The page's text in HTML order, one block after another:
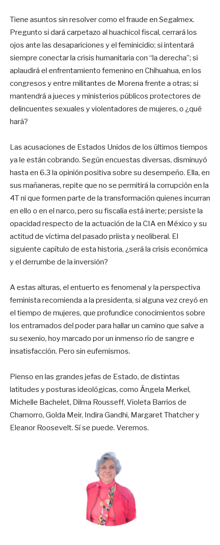
Tiene asuntos sin resolver como el fraude en Segalmex.
Pregunto si dará carpetazo al huachicol fiscal, cerrará los
ojos ante las desapariciones y el feminicidio; si intentará
siempre conectar la crisis humanitaria con “la derecha”; si
aplaudirá el enfrentamiento femenino en Chihuahua, en los
congresos y entre militantes de Morena frente a otras; si
mantendrá a jueces y ministerios públicos protectores de
delincuentes sexuales y violentadores de mujeres, o ¿qué
hará?
Las acusaciones de Estados Unidos de los últimos tiempos
ya le están cobrando. Según encuestas diversas, disminuyó
hasta en 6.3 la opinión positiva sobre su desempeño. Ella, en
sus mañaneras, repite que no se permitirá la corrupción en la
4T ni que formen parte de la transformación quienes incurran
en ello o en el narco, pero su fiscalía está inerte; persiste la
opacidad respecto de la actuación de la CIA en México y su
actitud de víctima del pasado priista y neoliberal. El
siguiente capítulo de esta historia, ¿será la crisis económica
y el derrumbe de la inversión?
A estas alturas, el entuerto es fenomenal y la perspectiva
feminista recomienda a la presidenta, si alguna vez creyó en
el tiempo de mujeres, que profundice conocimientos sobre
los entramados del poder para hallar un camino que salve a
su sexenio, hoy marcado por un inmenso río de sangre e
insatisfacción. Pero sin eufemismos.
Pienso en las grandes jefas de Estado, de distintas
latitudes y posturas ideológicas, como Ángela Merkel,
Michelle Bachelet, Dilma Rousseff, Violeta Barrios de
Chamorro, Golda Meir, Indira Gandhi, Margaret Thatcher y
Eleanor Roosevelt. Sí se puede. Veremos.